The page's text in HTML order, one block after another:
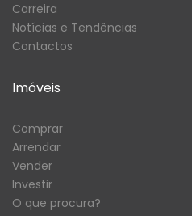
Carreira
Notícias e Tendências
Contactos
Imóveis
Comprar
Arrendar
Vender
Investir
O que procura?